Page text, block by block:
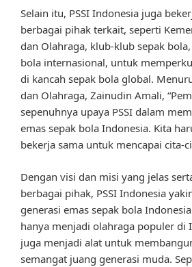
Selain itu, PSSI Indonesia juga
berbagai pihak terkait, seperti
dan Olahraga, klub-klub sepak
bola internasional, untuk
di kancah sepak bola global.
dan Olahraga, Zainudin Amali,
sepenuhnya upaya PSSI dalam
emas sepak bola Indonesia. Kita
bekerja sama untuk mencapai cita-
Dengan visi dan misi yang jelas
berbagai pihak, PSSI Indonesia
generasi emas sepak bola
hanya menjadi olahraga populer di
juga menjadi alat untuk
semangat juang generasi muda.